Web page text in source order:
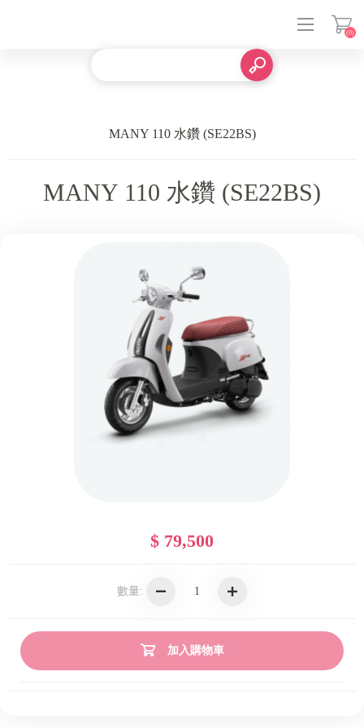
(0)
MANY 110 水鑽 (SE22BS)
MANY 110 水鑽 (SE22BS)
$ 79,500
數量:
加入購物車